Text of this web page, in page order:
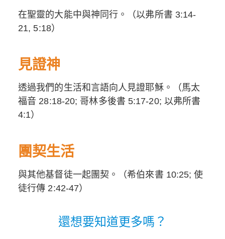
在聖靈的大能中與神同行。（以弗所書 3:14-
21, 5:18）
見證神
透過我們的生活和言語向人見證耶穌。（馬太
福音 28:18-20; 哥林多後書 5:17-20; 以弗所書
4:1）
團契生活
與其他基督徒一起團契。（希伯來書 10:25; 使
徒行傳 2:42-47）
還想要知道更多嗎？